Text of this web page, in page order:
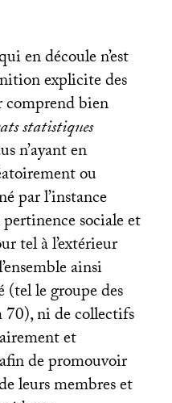
en découle n’est
explicite des
comprend bien
statistiques
n’ayant en
ou
par l’instance
sociale et
tel à l’extérieur
ainsi
le groupe des
70), ni de collectifs
et
de promouvoir
leurs membres et